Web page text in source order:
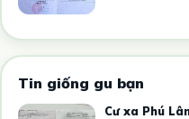
Tin giống gu bạn
Cư xa Phú